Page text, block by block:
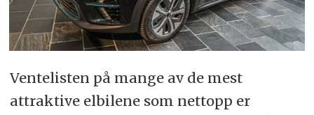
Ventelisten på mange av de mest
attraktive elbilene som nettopp er